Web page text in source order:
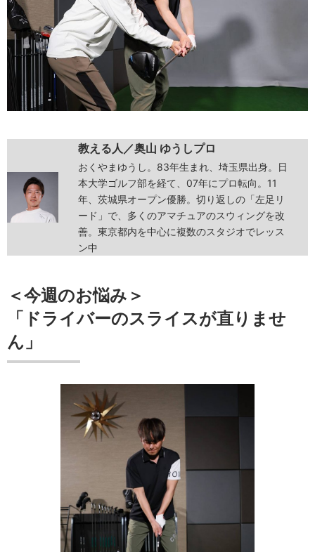
教える人／奥山 ゆうしプロ
おくやまゆうし。83年生まれ、埼玉県出身。日
本大学ゴルフ部を経て、07年にプロ転向。11
年、茨城県オープン優勝。切り返しの「左足リ
ード」で、多くのアマチュアのスウィングを改
善。東京都内を中心に複数のスタジオでレッス
ン中
＜今週のお悩み＞
「ドライバーのスライスが直りませ
ん」